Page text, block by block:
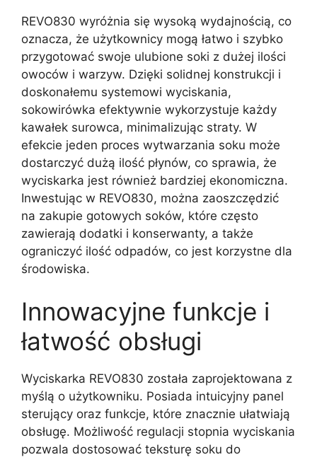
REVO830 wyróżnia się wysoką wydajnością, co
oznacza, że użytkownicy mogą łatwo i szybko
przygotować swoje ulubione soki z dużej ilości
owoców i warzyw. Dzięki solidnej konstrukcji i
doskonałemu systemowi wyciskania,
sokowirówka efektywnie wykorzystuje każdy
kawałek surowca, minimalizując straty. W
efekcie jeden proces wytwarzania soku może
dostarczyć dużą ilość płynów, co sprawia, że
wyciskarka jest również bardziej ekonomiczna.
Inwestując w REVO830, można zaoszczędzić
na zakupie gotowych soków, które często
zawierają dodatki i konserwanty, a także
ograniczyć ilość odpadów, co jest korzystne dla
środowiska.
Innowacyjne funkcje i
łatwość obsługi
Wyciskarka REVO830 została zaprojektowana z
myślą o użytkowniku. Posiada intuicyjny panel
sterujący oraz funkcje, które znacznie ułatwiają
obsługę. Możliwość regulacji stopnia wyciskania
pozwala dostosować teksturę soku do